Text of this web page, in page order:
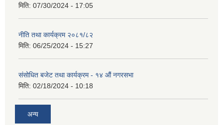
मिति: 07/30/2024 - 17:05
नीति तथा कार्यक्रम २०८१/८२
मिति: 06/25/2024 - 15:27
संसोधित बजेट तथा कार्यक्रम - १४ औं नगरसभा
मिति: 02/18/2024 - 10:18
अन्य